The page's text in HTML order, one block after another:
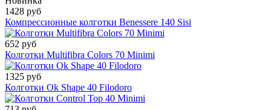
1428 руб
Компрессионные колготки Benessere 140 Sisi
652 руб
Колготки Multifibra Colors 70 Minimi
1325 руб
Колготки Ok Shape 40 Filodoro